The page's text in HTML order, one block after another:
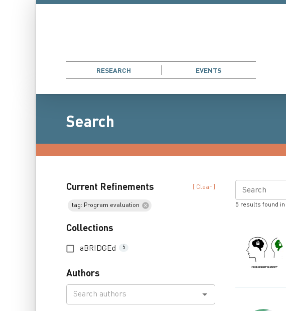
RESEARCH EVENTS
Search
Current Refinements
[ Clear ]
tag: Program evaluation
Collections
aBRIDGEd 5
Authors
Search
5 results found in